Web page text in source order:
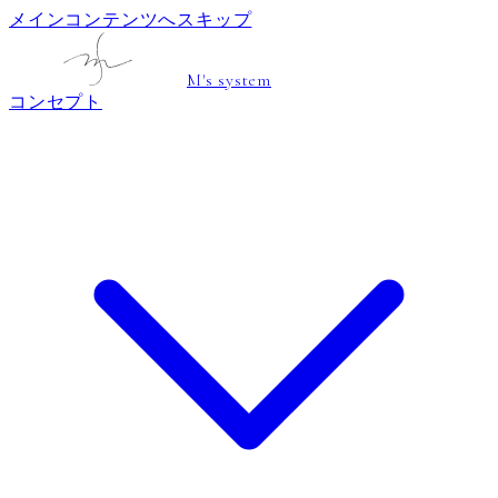
メインコンテンツへスキップ
M's system
コンセプト